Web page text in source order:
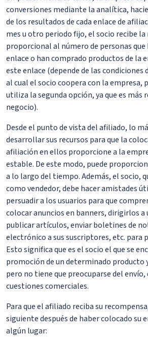
conversiones mediante la analítica,
de los resultados de cada enlace de
mes u otro periodo fijo, el socio recibe la
proporcional al número de personas que
enlace o han comprado productos de la
este enlace (depende de las condiciones
al cual el socio coopera con la empresa,
utiliza la segunda opción, ya que es más
negocio).
Desde el punto de vista del afiliado, lo
desarrollar sus recursos para que la
afiliación en ellos proporcione a la
estable. De este modo, puede
a lo largo del tiempo. Además, el socio,
como vendedor, debe hacer amistades
persuadir a los usuarios para que
colocar anuncios en banners, dirigirlos
publicar artículos, enviar boletines de
electrónico a sus suscriptores, etc. para
Esto significa que es el socio el que se
promoción de un determinado producto
pero no tiene que preocuparse del
cuestiones comerciales.
Para que el afiliado reciba su
siguiente después de haber colocado su
algún lugar: